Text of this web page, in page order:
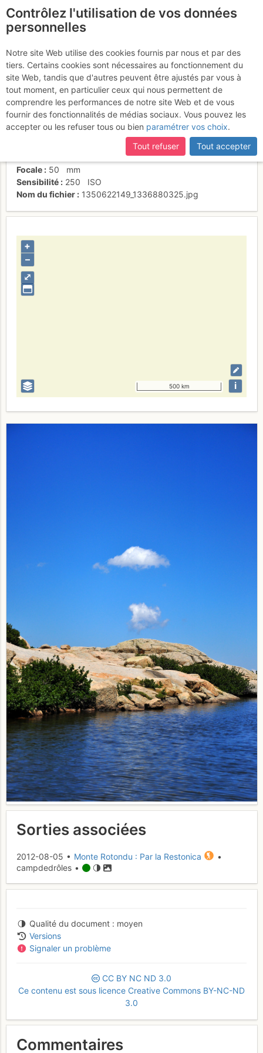
Lavu del'Oriente
Date/heure
5 août 2012 13:29
Contributeur
campdedrôles
Type d'image (licence)
individuel (CC by-nc-nd)
Nom de l'APN
NIKON CORPORATION NIKON D90
s
Focale
50
mm
Sensibilité
250
ISO
Nom du fichier
1350622149_1336880325.jpg
⤢
+
–
500 km i
Sorties associées
2012-08-05 • Monte Rotondu : Par la Restonica
•
campdedrôles •
Qualité du document
moyen
Versions
Signaler un problème
CC BY NC ND 3.0
Ce contenu est sous licence Creative Commons BY-NC-ND
3.0
Commentaires
Contrôlez l'utilisation de vos données
personnelles
Notre site Web utilise des cookies fournis par nous et par des
tiers. Certains cookies sont nécessaires au fonctionnement du
site Web, tandis que d'autres peuvent être ajustés par vous à
tout moment, en particulier ceux qui nous permettent de
comprendre les performances de notre site Web et de vous
fournir des fonctionnalités de médias sociaux. Vous pouvez les
accepter ou les refuser tous ou bien paramétrer vos choix.
Tout refuser
Tout accepter